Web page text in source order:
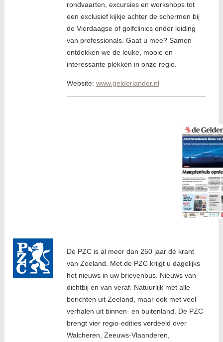
rondvaarten, excursies en workshops tot
een exclusief kijkje achter de schermen bij
de Vierdaagse of golfclinics onder leiding
van professionals. Gaat u mee? Samen
ontdekken we de leuke, mooie en
interessante plekken in onze regio.
Website: www.gelderlander.nl
De PZC is al meer dan 250 jaar dé krant
van Zeeland. Met de PZC krijgt u dagelijks
het nieuws in uw brievenbus. Nieuws van
dichtbij en van veraf. Natuurlijk met alle
berichten uit Zeeland, maar ook met veel
verhalen uit binnen- en buitenland. De PZC
brengt vier regio-edities verdeeld over
Walcheren, Zeeuws-Vlaanderen,